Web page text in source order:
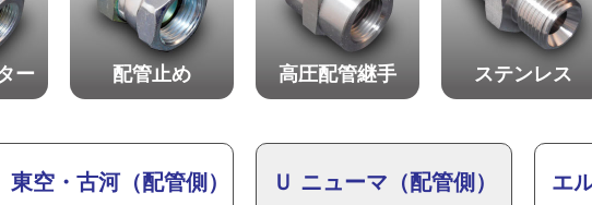
ー 配管止め 高圧配管継手 ステンレス
東空・古河（配管側） Ｕ ニューマ（配管側） エ